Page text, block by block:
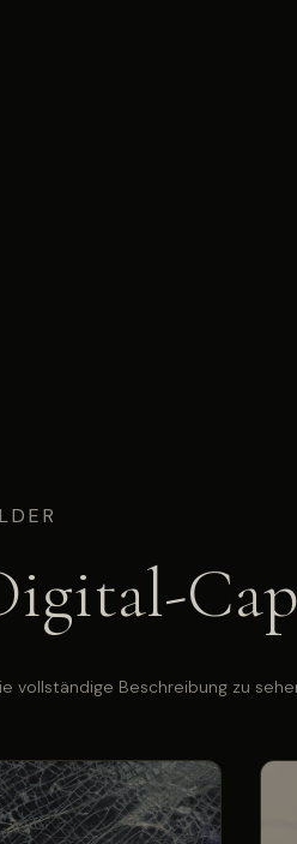
vollständige Beschreibung zu
Crawler erfassen